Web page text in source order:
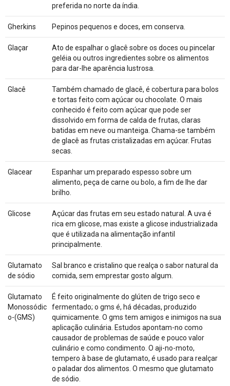
preferida no norte da índia.
Gherkins Pepinos pequenos e doces, em conserva.
Glaçar
Ato de espalhar o glacê sobre os doces ou pincelar
geléia ou outros ingredientes sobre os alimentos
para dar-lhe aparência lustrosa.
Glacê
Também chamado de glacê, é cobertura para bolos
e tortas feito com açúcar ou chocolate. O mais
conhecido é feito com açúcar que pode ser
dissolvido em forma de calda de frutas, claras
batidas em neve ou manteiga. Chama-se também
de glacê as frutas cristalizadas em açúcar. Frutas
secas.
Glacear
Espanhar um preparado espesso sobre um
alimento, peça de carne ou bolo, a fim de lhe dar
brilho.
Glicose
Açúcar das frutas em seu estado natural. A uva é
rica em glicose, mas existe a glicose industrializada
que é utilizada na alimentação infantil
principalmente.
Glutamato
de sódio
Sal branco e cristalino que realça o sabor natural da
comida, sem emprestar gosto algum.
Glutamato
Monossódic
o-(GMS)
É feito originalmente do glúten de trigo seco e
fermentado; o gms é, há décadas, produzido
quimicamente. O gms tem amigos e inimigos na sua
aplicação culinária. Estudos apontam-no como
causador de problemas de saúde e pouco valor
culinário e como condimento. O aji-no-moto,
tempero à base de glutamato, é usado para realçar
o paladar dos alimentos. O mesmo que glutamato
de sódio.